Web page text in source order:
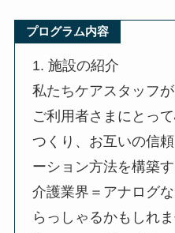
プログラム内容
1. 施設の紹介
私たちケアスタッフ
ご利用者さまにとっ
つくり、お互いの信
ーション方法を構築す
介護業界＝アナログ
らっしゃるかもしれ